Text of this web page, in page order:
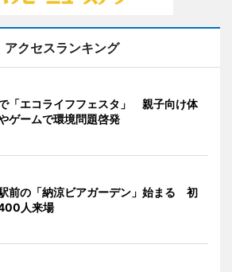
アクセスランキング
「エコライフフェスタ」 親子向け体
ゲームで環境問題啓発
前の「納涼ビアガーデン」始まる 初
人来場